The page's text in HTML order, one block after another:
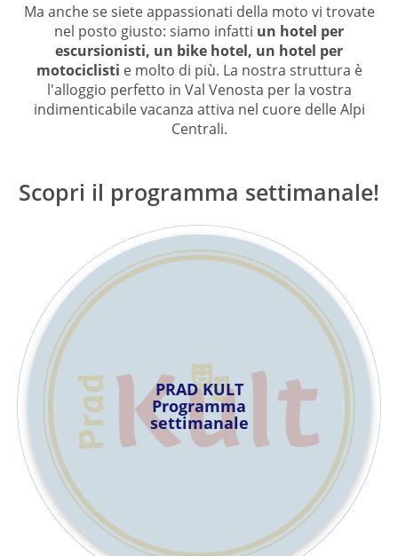
Ma anche se siete appassionati della moto vi trovate
nel posto giusto: siamo infatti un hotel per
escursionisti, un bike hotel, un hotel per
motociclisti e molto di più. La nostra struttura è
l'alloggio perfetto in Val Venosta per la vostra
indimenticabile vacanza attiva nel cuore delle Alpi
Centrali.
Scopri il programma settimanale!
PRAD KULT
Programma
settimanale